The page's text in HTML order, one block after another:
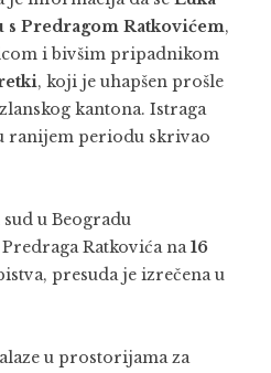
Predragom Ratkovićem,
i bivšim pripadnikom
, koji je uhapšen prošle
kantona. Istraga
ranijem periodu skrivao
u Beogradu
Ratkovića na16
presuda je izrečena u
u prostorijama za